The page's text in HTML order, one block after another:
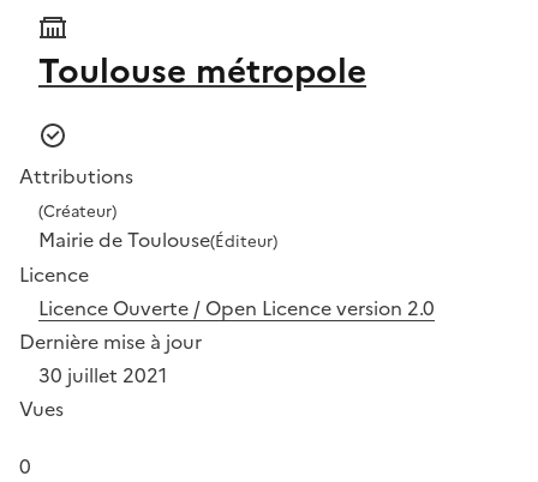
Toulouse métropole
Attributions
(Créateur)
Mairie de Toulouse(Éditeur)
Licence
Licence Ouverte / Open Licence version 2.0
Dernière mise à jour
30 juillet 2021
Vues
0